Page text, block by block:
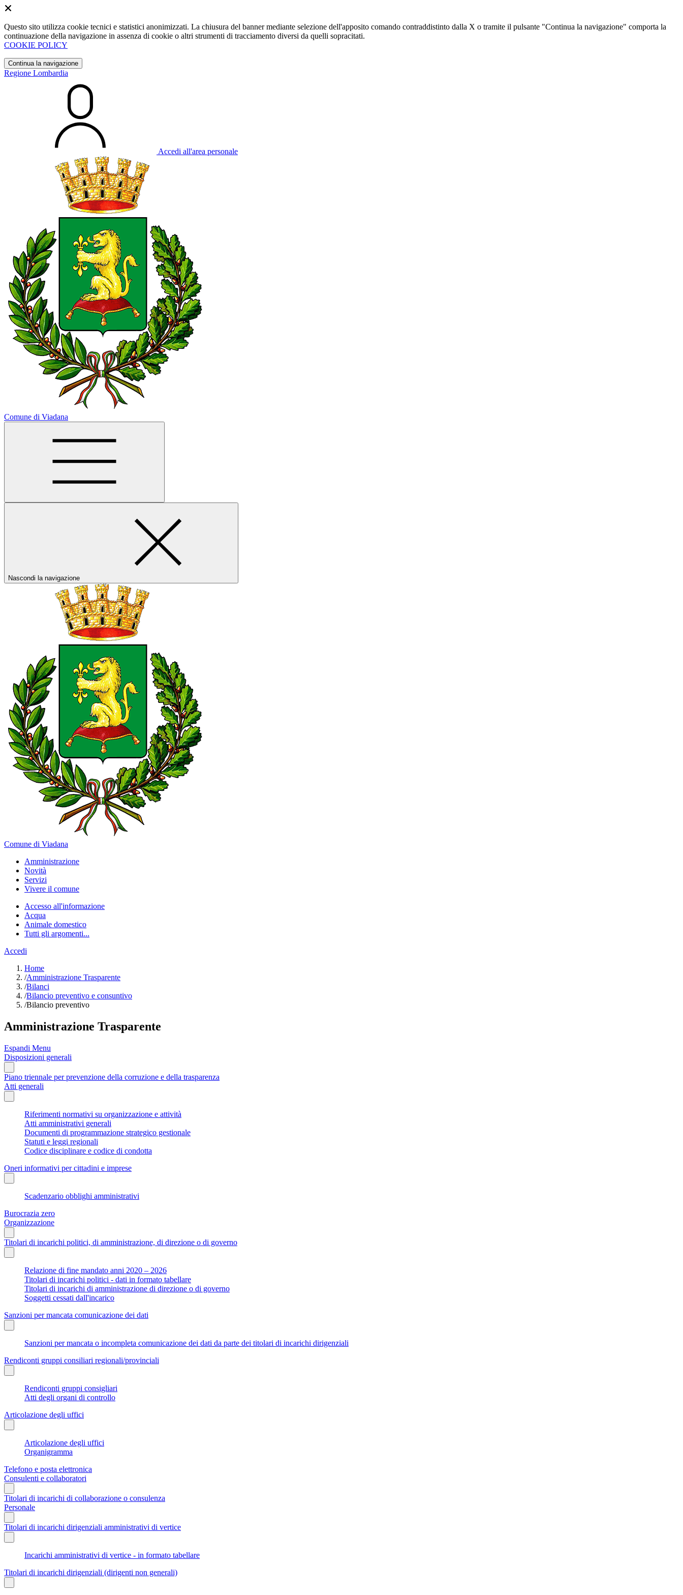
Questo sito utilizza cookie tecnici e statistici anonimizzati. La chiusura del banner mediante selezione dell'apposito comando contraddistinto dalla X o tramite il pulsante "Continua la navigazione" comporta la
continuazione della navigazione in assenza di cookie o altri strumenti di tracciamento diversi da quelli sopracitati.
COOKIE POLICY
Continua la navigazione
Regione Lombardia
Accedi all'area personale
Comune di Viadana
Nascondi la navigazione
Comune di Viadana
Amministrazione
Novità
Servizi
Vivere il comune
Accesso all'informazione
Acqua
Animale domestico
Tutti gli argomenti...
Accedi
Home
/Amministrazione Trasparente
/Bilanci
/Bilancio preventivo e consuntivo
/Bilancio preventivo
Amministrazione Trasparente
Espandi Menu
Disposizioni generali
Piano triennale per prevenzione della corruzione e della trasparenza
Atti generali
Riferimenti normativi su organizzazione e attività
Atti amministrativi generali
Documenti di programmazione strategico gestionale
Statuti e leggi regionali
Codice disciplinare e codice di condotta
Oneri informativi per cittadini e imprese
Scadenzario obblighi amministrativi
Burocrazia zero
Organizzazione
Titolari di incarichi politici, di amministrazione, di direzione o di governo
Relazione di fine mandato anni 2020 – 2026
Titolari di incarichi politici - dati in formato tabellare
Titolari di incarichi di amministrazione di direzione o di governo
Soggetti cessati dall'incarico
Sanzioni per mancata comunicazione dei dati
Sanzioni per mancata o incompleta comunicazione dei dati da parte dei titolari di incarichi dirigenziali
Rendiconti gruppi consiliari regionali/provinciali
Rendiconti gruppi consigliari
Atti degli organi di controllo
Articolazione degli uffici
Articolazione degli uffici
Organigramma
Telefono e posta elettronica
Consulenti e collaboratori
Titolari di incarichi di collaborazione o consulenza
Personale
Titolari di incarichi dirigenziali amministrativi di vertice
Incarichi amministrativi di vertice - in formato tabellare
Titolari di incarichi dirigenziali (dirigenti non generali)